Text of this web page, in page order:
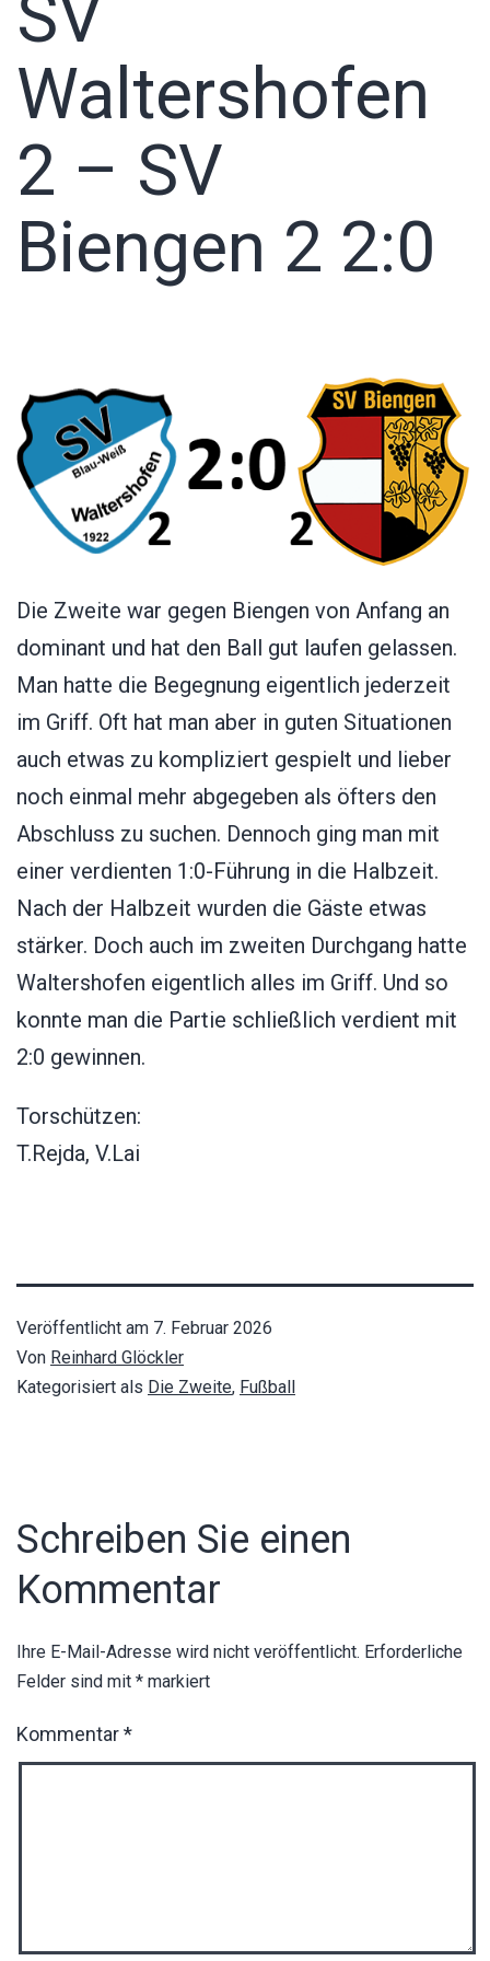
SV
Waltershofen
2 – SV
Biengen 2 2:0
Die Zweite war gegen Biengen von Anfang an
dominant und hat den Ball gut laufen gelassen.
Man hatte die Begegnung eigentlich jederzeit
im Griff. Oft hat man aber in guten Situationen
auch etwas zu kompliziert gespielt und lieber
noch einmal mehr abgegeben als öfters den
Abschluss zu suchen. Dennoch ging man mit
einer verdienten 1:0-Führung in die Halbzeit.
Nach der Halbzeit wurden die Gäste etwas
stärker. Doch auch im zweiten Durchgang hatte
Waltershofen eigentlich alles im Griff. Und so
konnte man die Partie schließlich verdient mit
2:0 gewinnen.
Torschützen:
T.Rejda, V.Lai
Veröffentlicht am 7. Februar 2026
Von Reinhard Glöckler
Kategorisiert als Die Zweite, Fußball
Schreiben Sie einen
Kommentar
Ihre E-Mail-Adresse wird nicht veröffentlicht. Erforderliche
Felder sind mit * markiert
Kommentar*